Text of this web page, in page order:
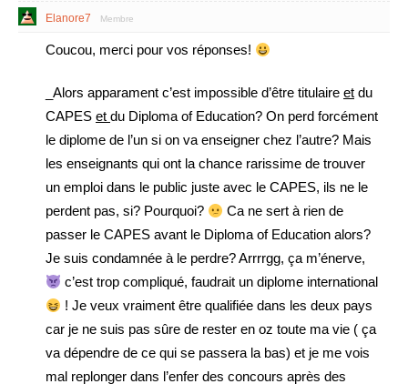
Elanore7 Membre
Coucou, merci pour vos réponses!
_Alors apparament c’est impossible d’être titulaire et du
CAPES et du Diploma of Education? On perd forcément
le diplome de l’un si on va enseigner chez l’autre? Mais
les enseignants qui ont la chance rarissime de trouver
un emploi dans le public juste avec le CAPES, ils ne le
perdent pas, si? Pourquoi?
Ca ne sert à rien de
passer le CAPES avant le Diploma of Education alors?
Je suis condamnée à le perdre? Arrrrgg, ça m’énerve,
c’est trop compliqué, faudrait un diplome international
! Je veux vraiment être qualifiée dans les deux pays
car je ne suis pas sûre de rester en oz toute ma vie ( ça
va dépendre de ce qui se passera la bas) et je me vois
mal replonger dans l’enfer des concours après des